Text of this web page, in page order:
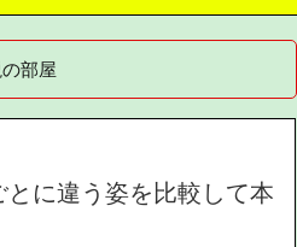
サイド



部屋
に違う姿を比較して本